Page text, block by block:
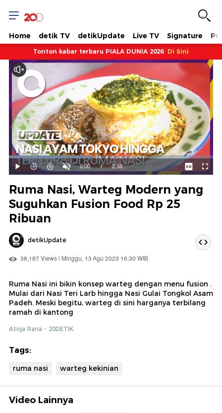
Home detik TV detikUpdate Live TV Signature
Tonton kabar terbaru PIALA DUNIA 2026 Di Sini
Mainkan
Suara
Hidup
Waktu
0:00 / Durasi
2:38
Dimuat:
40.94%
Ruma Nasi, Warteg Modern yang
Suguhkan Fusion Food Rp 25
Ribuan
detikUpdate
38,187 Views | Minggu, 13 Agu 2023 16:30 WIB
Ruma Nasi ini bikin konsep warteg dengan menu fusion .
Mulai dari Nasi Teri Larb hingga Nasi Gulai Tongkol Asam
Padeh. Meski begitu, warteg di sini harganya terbilang
ramah di kantong
Atiqa Rana - 20DETIK
Tags:
ruma nasi warteg kekinian
Video Lainnya